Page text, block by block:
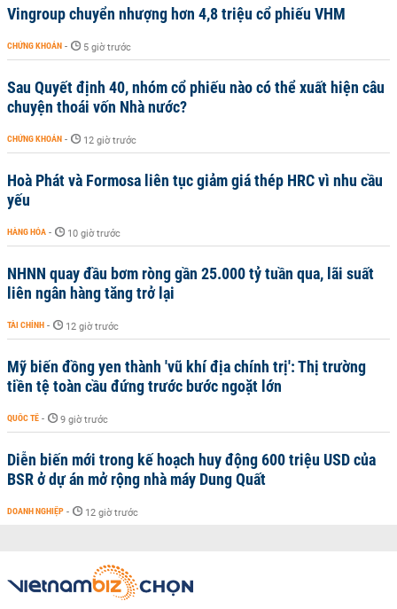
Vingroup chuyển nhượng hơn 4,8 triệu cổ phiếu VHM
CHỨNG KHOÁN - 5 giờ trước
Sau Quyết định 40, nhóm cổ phiếu nào có thể xuất hiện câu
chuyện thoái vốn Nhà nước?
CHỨNG KHOÁN - 12 giờ trước
Hoà Phát và Formosa liên tục giảm giá thép HRC vì nhu cầu
yếu
HÀNG HÓA - 10 giờ trước
NHNN quay đầu bơm ròng gần 25.000 tỷ tuần qua, lãi suất
liên ngân hàng tăng trở lại
TÀI CHÍNH - 12 giờ trước
Mỹ biến đồng yen thành 'vũ khí địa chính trị': Thị trường
tiền tệ toàn cầu đứng trước bước ngoặt lớn
QUỐC TẾ - 9 giờ trước
Diễn biến mới trong kế hoạch huy động 600 triệu USD của
BSR ở dự án mở rộng nhà máy Dung Quất
DOANH NGHIỆP - 12 giờ trước